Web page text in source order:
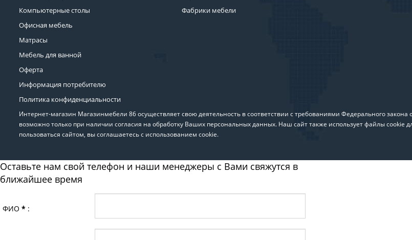
Компьютерные столы
Офисная мебель
Матрасы
Мебель для ванной
Оферта
Информация потребителю
Политика конфиденциальности
Фабрики мебели
Интернет-магазин Магазинмебели 86 осуществляет свою деятельность в соответствии с требованиями Федерального
возможно только при наличии согласия на обработку Ваших персональных данных. Наш сайт также использует файлы cookie
пользоваться сайтом, вы соглашаетесь с использованием cookie.
Оставьте нам свой телефон и наши менеджеры с Вами свяжутся в
ближайшее время
ФИО * :